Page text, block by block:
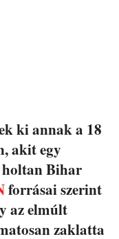
ki annak a 18
akit egy
Bihar
forrásai szerint
az elmúlt
zaklatta